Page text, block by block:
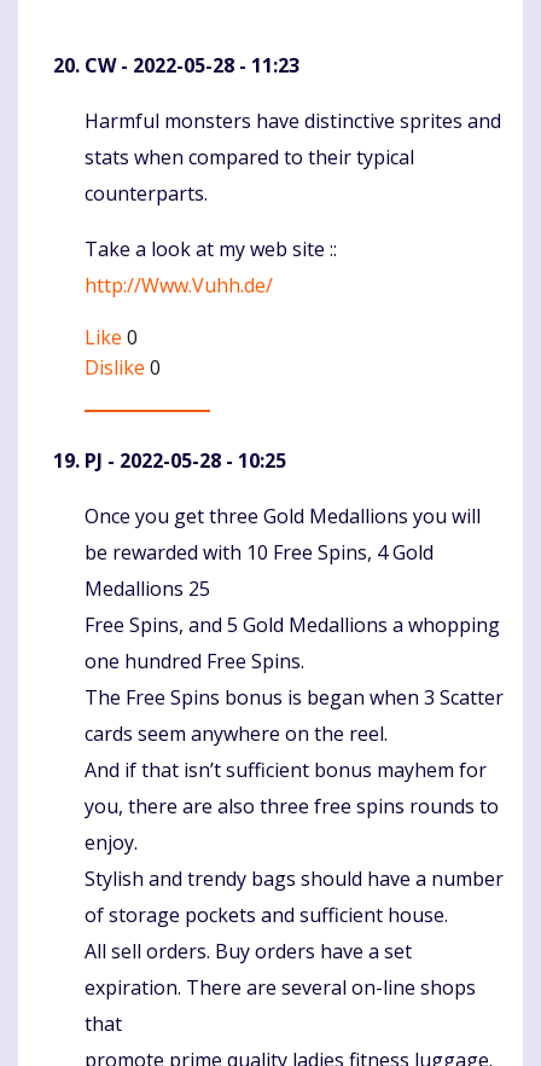
CW- 2022-05-28 - 11:23
Komentaras
Harmful monsters have distinctive sprites and
stats when compared to their typical
counterparts.
Take a look at my web site ::
http://Www.Vuhh.de/
Like 0
Dislike 0
PJ - 2022-05-28 - 10:25
Komentaras
Once you get three Gold Medallions you will
be rewarded with 10 Free Spins, 4 Gold
Medallions 25
Free Spins, and 5 Gold Medallions a whopping
one hundred Free Spins.
The Free Spins bonus is began when 3 Scatter
cards seem anywhere on the reel.
And if that isn’t sufficient bonus mayhem for
you, there are also three free spins rounds to
enjoy.
Stylish and trendy bags should have a number
of storage pockets and sufficient house.
All sell orders. Buy orders have a set
expiration. There are several on-line shops
that
promote prime quality ladies fitness luggage.